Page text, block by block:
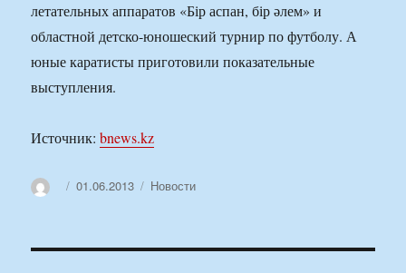
летательных аппаратов «Бір аспан, бір әлем» и
областной детско-юношеский турнир по футболу. А
юные каратисты приготовили показательные
выступления.
Источник:bnews.kz
АвторОпубликовано
01.06.2013 Рубрики
Новости